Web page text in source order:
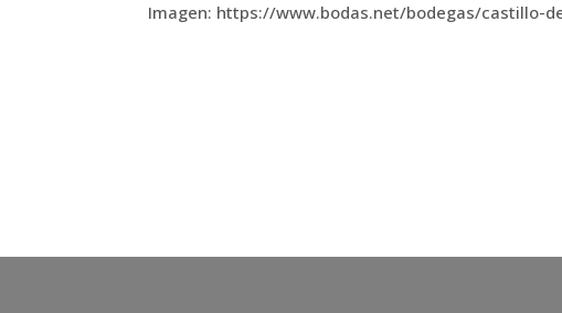
Imagen: https://www.bodas.net/bodegas/castillo-